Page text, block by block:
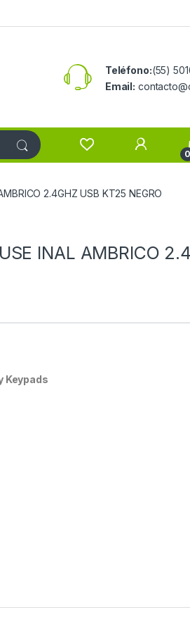
Teléfono:(55)
Email:
0
2.4GHZ USB KT25 NEGRO
INAL AMBRICO
Keypads